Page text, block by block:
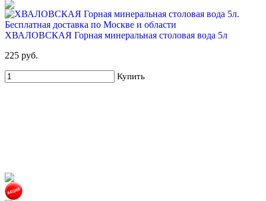
ХВАЛОВСКАЯ Горная минеральная столовая вода 5л
225 руб.
Купить